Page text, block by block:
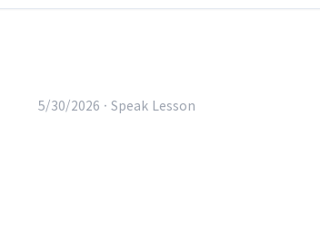
5/30/2026 · Speak Lesson